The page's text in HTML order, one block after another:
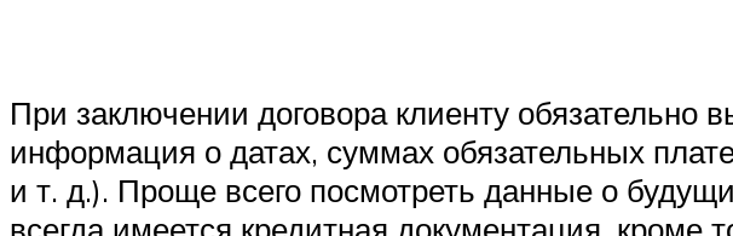
При заключении договора клиенту обязательно
информация о датах, суммах обязательных
и т. д.). Проще всего посмотреть данные о
всегда имеется кредитная документация, кроме